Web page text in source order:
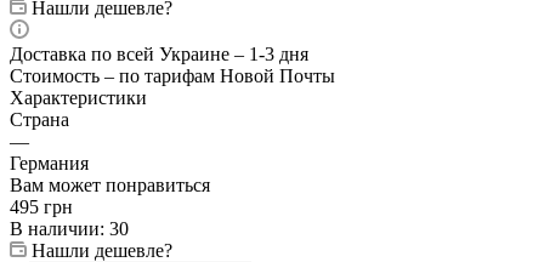
Нашли дешевле?
Доставка по всей Украине – 1-3 дня
Стоимость – по тарифам Новой Почты
Характеристики
Страна
—
Германия
Вам может понравиться
495 грн
В наличии: 30
Нашли дешевле?